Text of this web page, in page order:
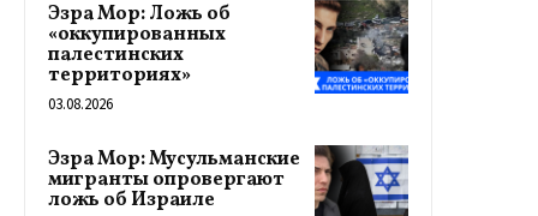
Эзра Мор: Ложь об
«оккупированных
палестинских
территориях»
03.08.2026
Эзра Мор: Мусульманские
мигранты опровергают
ложь об Израиле